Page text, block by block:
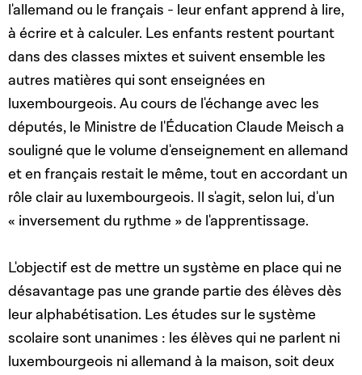
l'allemand ou le français - leur enfant apprend à lire,
à écrire et à calculer. Les enfants restent pourtant
dans des classes mixtes et suivent ensemble les
autres matières qui sont enseignées en
luxembourgeois. Au cours de l'échange avec les
députés, le Ministre de l'Éducation Claude Meisch a
souligné que le volume d'enseignement en allemand
et en français restait le même, tout en accordant un
rôle clair au luxembourgeois. Il s'agit, selon lui, d'un
« inversement du rythme » de l'apprentissage.
L'objectif est de mettre un système en place qui ne
désavantage pas une grande partie des élèves dès
leur alphabétisation. Les études sur le système
scolaire sont unanimes : les élèves qui ne parlent ni
luxembourgeois ni allemand à la maison, soit deux